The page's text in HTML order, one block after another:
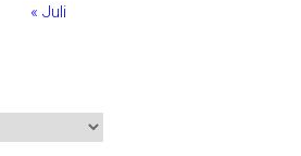
« Juli